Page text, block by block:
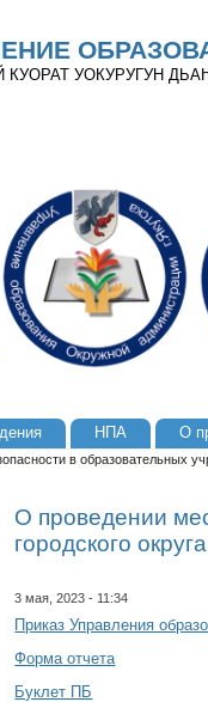
КУОРАТ УОКУРУГУН
НПА О
в образовательных
О проведении
городского
3 мая, 2023 - 11:34
Приказ Управления
Форма отчета
Буклет ПБ